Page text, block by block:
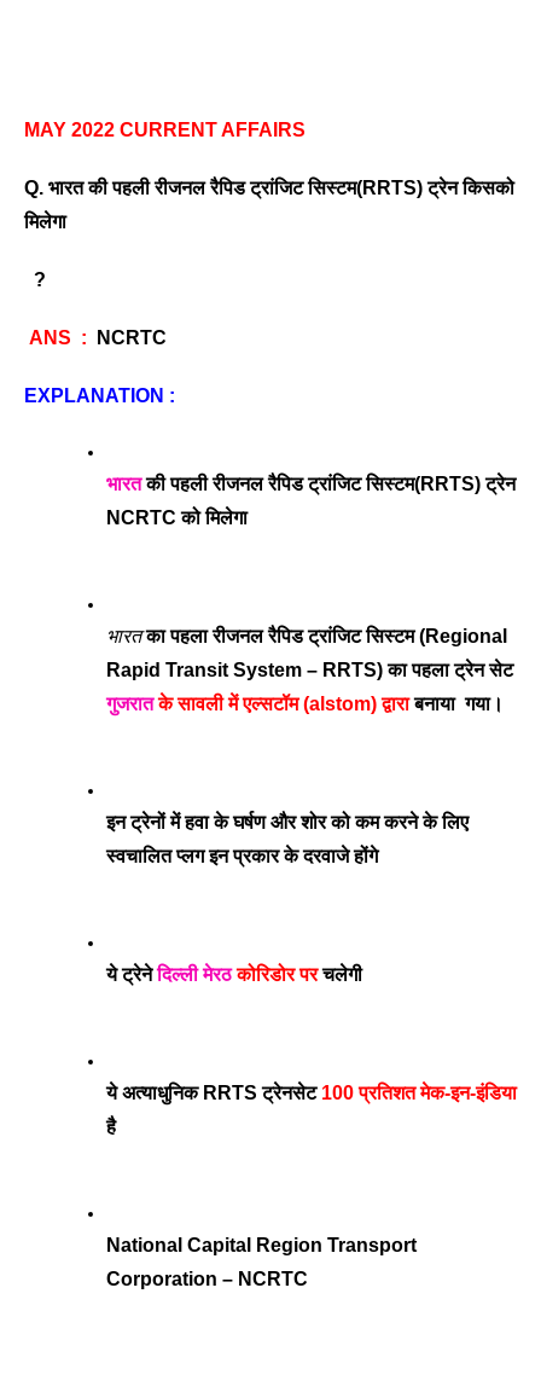
MAY 2022 CURRENT AFFAIRS
Q. भारत की पहली रीजनल रैपिड ट्रांजिट सिस्टम(RRTS) ट्रेन किसको
मिलेगा
?
ANS  : NCRTC
EXPLANATION :
भारत की पहली रीजनल रैपिड ट्रांजिट सिस्टम(RRTS) ट्रेन
NCRTC को मिलेगा
भारत का पहला रीजनल रैपिड ट्रांजिट सिस्टम (Regional
Rapid Transit System – RRTS) का पहला ट्रेन सेट
गुजरात के सावली में एल्सटॉम (alstom) द्वारा बनाया  गया।
इन ट्रेनों में हवा के घर्षण और शोर को कम करने के लिए
स्वचालित प्लग इन प्रकार के दरवाजे होंगे
ये ट्रेने दिल्ली मेरठ कोरिडोर पर चलेगी
ये अत्याधुनिक RRTS ट्रेनसेट 100 प्रतिशत मेक-इन-इंडिया
है
National Capital Region Transport
Corporation – NCRTC